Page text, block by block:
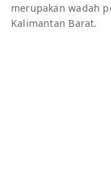
merupakan wadah
Kalimantan Barat.